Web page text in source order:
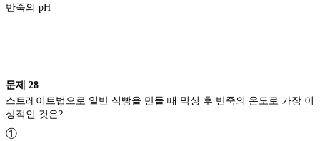
반죽의 pH
문제 28
스트레이트법으로 일반 식빵을 만들 때 믹싱 후 반죽의 온도로 가장 이
상적인 것은?
①